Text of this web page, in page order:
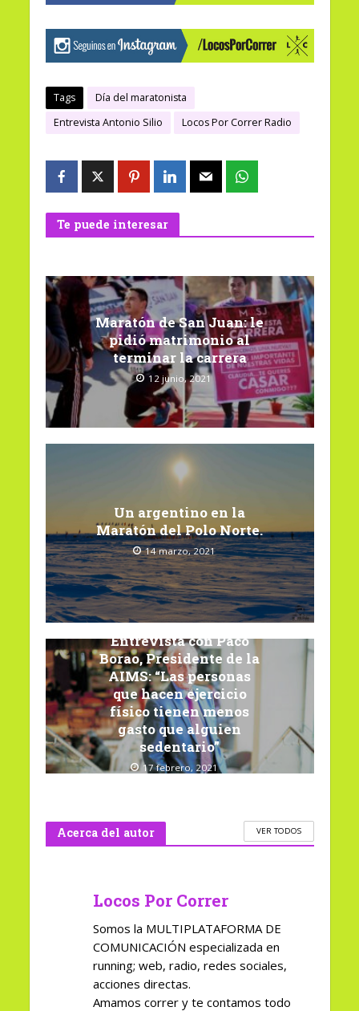
Tags
Día del maratonista
Entrevista Antonio Silio
Locos Por Correr Radio
Te puede interesar
Maratón de San Juan: le
pidió matrimonio al
terminar la carrera
12 junio, 2021
Un argentino en la
Maratón del Polo Norte.
14 marzo, 2021
Entrevista con Paco
Borao, Presidente de la
AIMS: “Las personas
que hacen ejercicio
físico tienen menos
gasto que alguien
sedentario”
17 febrero, 2021
Acerca del autor VER TODOS
Locos Por Correr
Somos la MULTIPLATAFORMA DE
COMUNICACIÓN especializada en
running; web, radio, redes sociales,
acciones directas.
Amamos correr y te contamos todo